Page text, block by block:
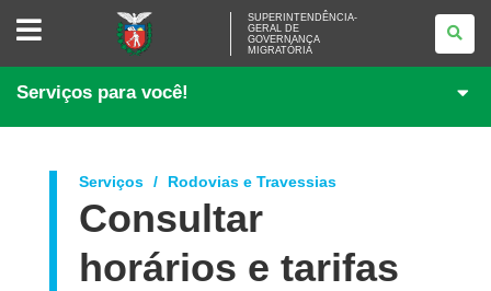
SUPERINTENDÊNCIA-
GOVERNANÇA
SUPERINTENDÊNCIA-
GERAL DE
GOVERNANÇA
MIGRATÓRIA
Serviços para você!
Serviços Rodovias e Travessias
Consultar
horários e tarifas